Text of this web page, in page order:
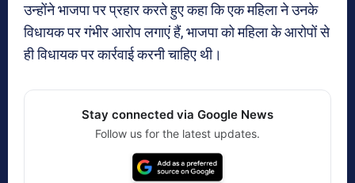
उन्होंने भाजपा पर प्रहार करते हुए कहा कि एक महिला ने उनके
विधायक पर गंभीर आरोप लगाएं हैं, भाजपा को महिला के आरोपों से
ही विधायक पर कार्रवाई करनी चाहिए थी।
Stay connected via Google News
Follow us for the latest updates.